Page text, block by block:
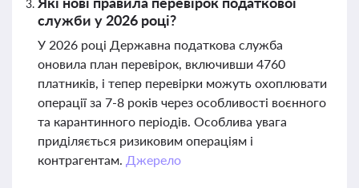
служби у 2026 році?
У 2026 році Державна податкова служба
оновила план перевірок, включивши 4760
платників, і тепер перевірки можуть охоплювати
операції за 7-8 років через особливості воєнного
та карантинного періодів. Особлива увага
приділяється ризиковим операціям і
контрагентам. Джерело